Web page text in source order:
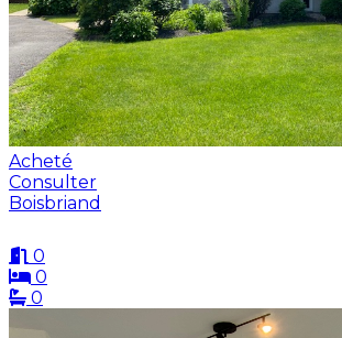
Acheté
Consulter
Boisbriand
0
0
0